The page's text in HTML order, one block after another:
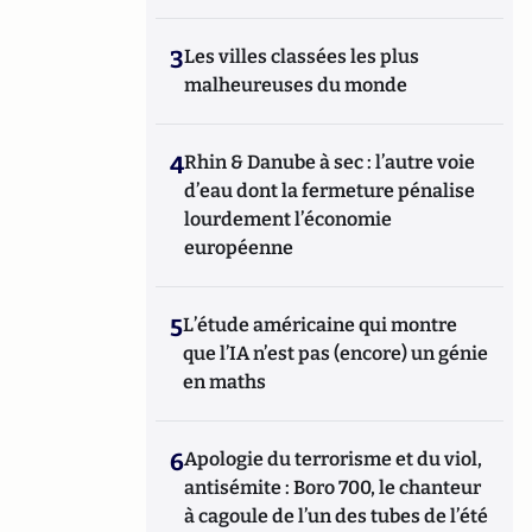
3Les villes classées les plus
malheureuses du monde
4Rhin & Danube à sec : l’autre voie
d’eau dont la fermeture pénalise
lourdement l’économie
européenne
5L’étude américaine qui montre
que l’IA n’est pas (encore) un génie
en maths
6Apologie du terrorisme et du viol,
antisémite : Boro 700, le chanteur
à cagoule de l’un des tubes de l’été